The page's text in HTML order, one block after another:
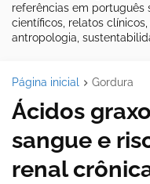
referências em português
científicos, relatos
antropologia,
Página inicial Gordura
Ácidos
sangue e
renal